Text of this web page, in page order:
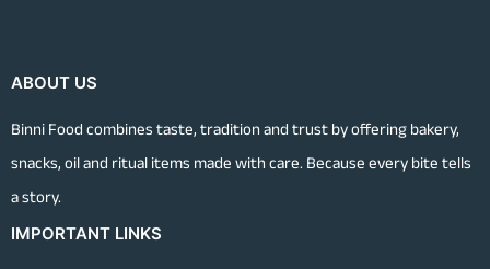
ABOUT US
Binni Food combines taste, tradition and trust by offering bakery,
snacks, oil and ritual items made with care. Because every bite tells
a story.
IMPORTANT LINKS